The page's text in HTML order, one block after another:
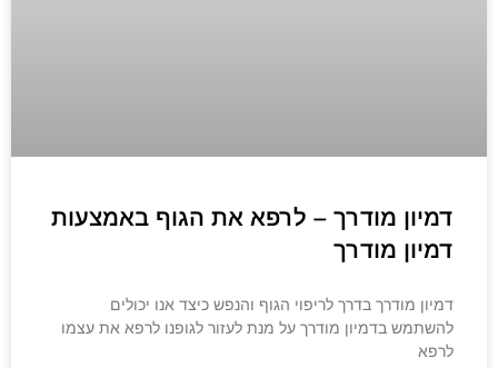
דמיון מודרך – לרפא את הגוף באמצעות
דמיון מודרך
דמיון מודרך בדרך לריפוי הגוף והנפש כיצד אנו יכולים
להשתמש בדמיון מודרך על מנת לעזור לגופנו לרפא את עצמו
לרפא